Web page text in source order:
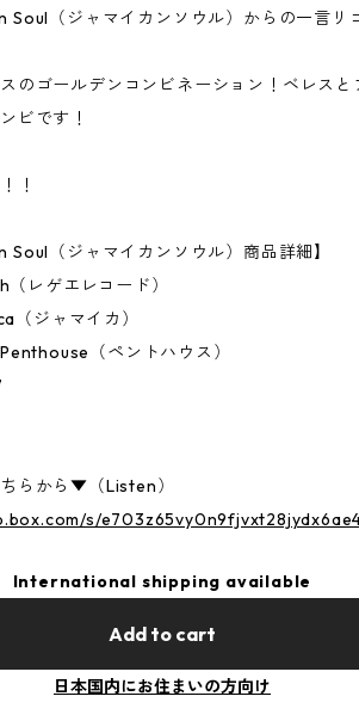
Soul（ジャマイカンソウル）からの一言リ
のゴールデンコンビネーション！ベレスと
ビです！
！
Soul（ジャマイカンソウル）商品詳細】
レゲエレコード）
（ジャマイカ）
（ペントハウス）
らから▼（Listen）
s/
International shipping available
Add to cart
日本国内にお住まいの方向け